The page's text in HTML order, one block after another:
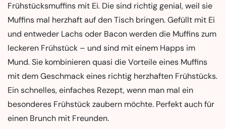
Frühstücksmuffins mit Ei. Die sind richtig genial, weil sie
Muffins mal herzhaft auf den Tisch bringen. Gefüllt mit Ei
und entweder Lachs oder Bacon werden die Muffins zum
leckeren Frühstück – und sind mit einem Happs im
Mund. Sie kombinieren quasi die Vorteile eines Muffins
mit dem Geschmack eines richtig herzhaften Frühstücks.
Ein schnelles, einfaches Rezept, wenn man mal ein
besonderes Frühstück zaubern möchte. Perfekt auch für
einen Brunch mit Freunden.